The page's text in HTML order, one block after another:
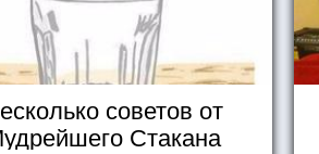
советов от
Стакана